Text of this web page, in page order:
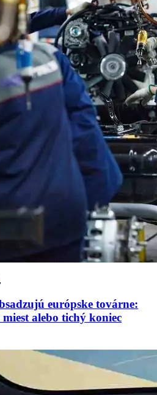
,
európske továrne:
alebo tichý koniec